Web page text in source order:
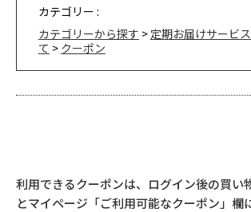
カテゴリー :
カテゴリーから探す > 定期お届けサービ
て > クーポン
利用できるクーポンは、ログイン後の買い
とマイページ「ご利用可能なクーポン」欄